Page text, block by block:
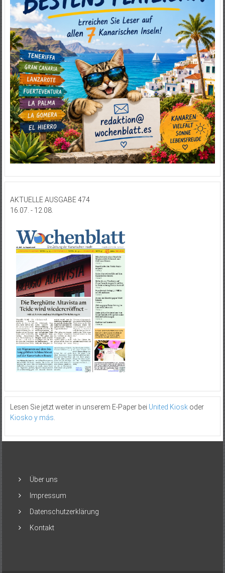
AKTUELLE AUSGABE 474
16.07. - 12.08.
Lesen Sie jetzt weiter in unserem E-Paper bei United Kioskoder
Kiosko y más
Über uns
Impressum
Datenschutzerklärung
Kontakt